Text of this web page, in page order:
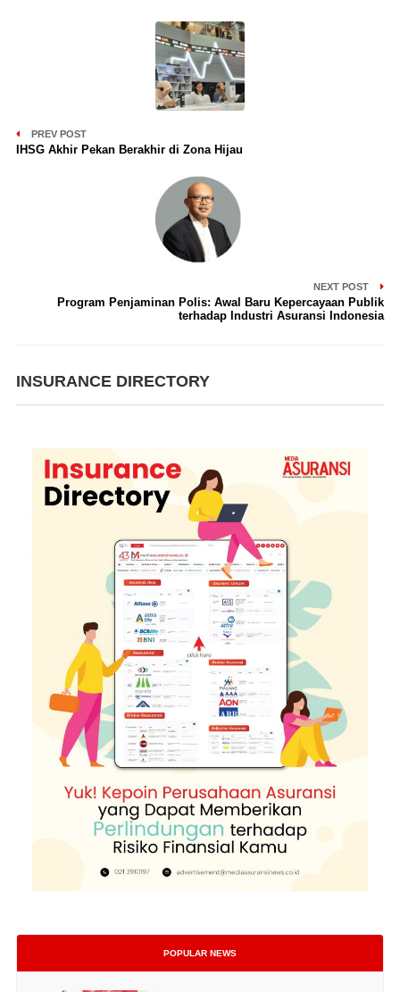
PREV POST
IHSG Akhir Pekan Berakhir di Zona Hijau
NEXT POST
Program Penjaminan Polis: Awal Baru Kepercayaan Publik
terhadap Industri Asuransi Indonesia
INSURANCE DIRECTORY
POPULAR NEWS